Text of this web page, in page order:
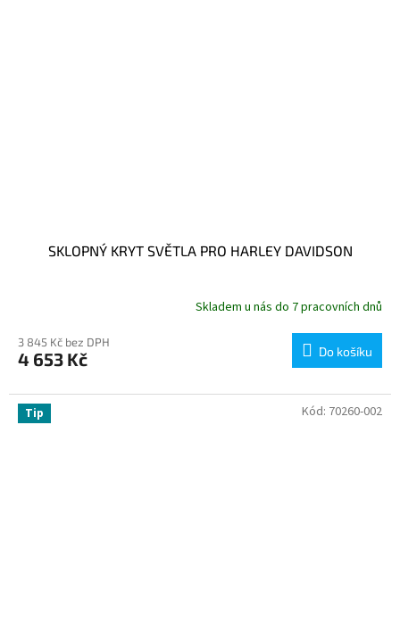
SKLOPNÝ KRYT SVĚTLA PRO HARLEY DAVIDSON
Skladem u nás do 7 pracovních dnů
3 845 Kč bez DPH
4 653 Kč Do košíku
Tip Kód: 70260-002